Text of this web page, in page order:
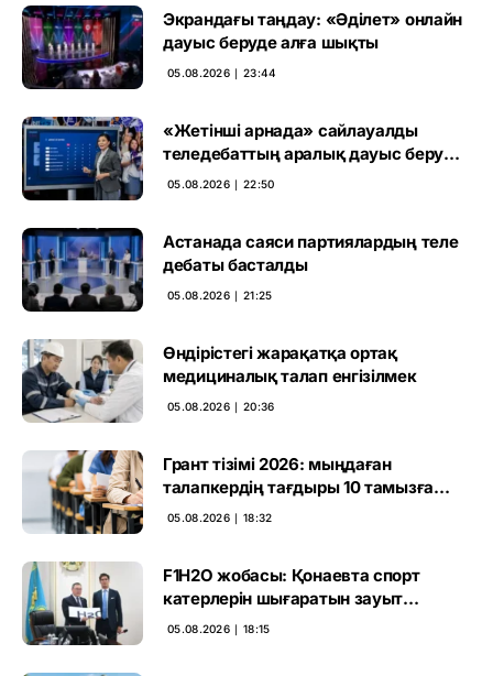
Экрандағы таңдау: «Әділет» онлайн
дауыс беруде алға шықты
05.08.2026 ∣ 23:44
«Жетінші арнада» сайлауалды
теледебаттың аралық дауыс беру
нәтижесі жарияланды
05.08.2026 ∣ 22:50
Астанада саяси партиялардың теле
дебаты басталды
05.08.2026 ∣ 21:25
Өндірістегі жарақатқа ортақ
медициналық талап енгізілмек
05.08.2026 ∣ 20:36
Грант тізімі 2026: мыңдаған
талапкердің тағдыры 10 тамызға
дейін белгілі болады
05.08.2026 ∣ 18:32
F1H2O жобасы: Қонаевта спорт
катерлерін шығаратын зауыт
ашылмақ
05.08.2026 ∣ 18:15